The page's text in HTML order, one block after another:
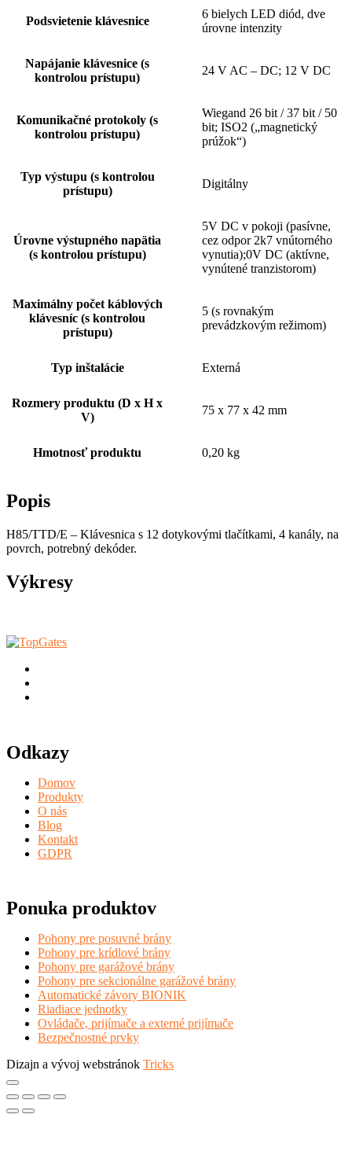
Podsvietenie klávesnice
6 bielych LED diód, dve
úrovne intenzity
Napájanie klávesnice (s
kontrolou prístupu)
24 V AC – DC; 12 V DC
Komunikačné protokoly (s
kontrolou prístupu)
Wiegand 26 bit / 37 bit / 50
bit; ISO2 („magnetický
prúžok“)
Typ výstupu (s kontrolou
prístupu)
Digitálny
Úrovne výstupného napätia
(s kontrolou prístupu)
5V DC v pokoji (pasívne,
cez odpor 2k7 vnútorného
vynutia);0V DC (aktívne,
vynútené tranzistorom)
Maximálny počet káblových
klávesníc (s kontrolou
prístupu)
5 (s rovnakým
prevádzkovým režimom)
Typ inštalácie Externá
Rozmery produktu (D x H x
V)
75 x 77 x 42 mm
Hmotnosť produktu 0,20 kg
Popis
H85/TTD/E – Klávesnica s 12 dotykovými tlačítkami, 4 kanály, na
povrch, potrebný dekóder.
Výkresy
Odkazy
Domov
Produkty
O nás
Blog
Kontakt
GDPR
Ponuka produktov
Pohony pre posuvné brány
Pohony pre krídlové brány
Pohony pre garážové brány
Pohony pre sekcionálne garážové brány
Automatické závory BIONIK
Riadiace jednotky
Ovládače, prijímače a externé prijímače
Bezpečnostné prvky
Dizajn a vývoj webstránok Tricks